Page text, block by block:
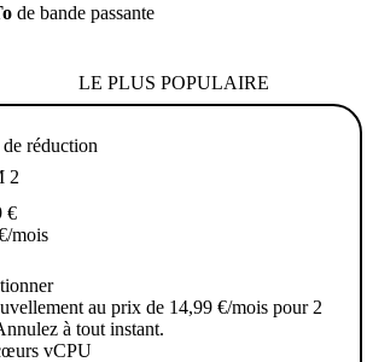
de bande passante
LE PLUS POPULAIRE
réduction
2
€
/mois
au prix de 14,99 €/mois pour 2
à tout instant.
vCPU